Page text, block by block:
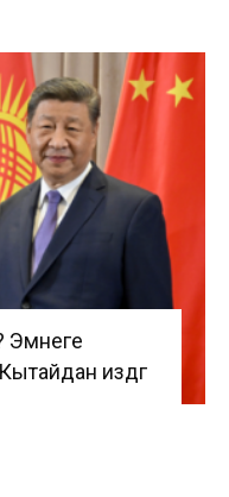
Эмнеге
издөөгө